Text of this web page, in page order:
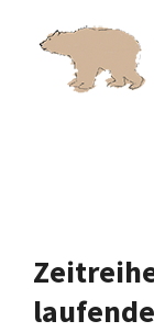
Inhalt